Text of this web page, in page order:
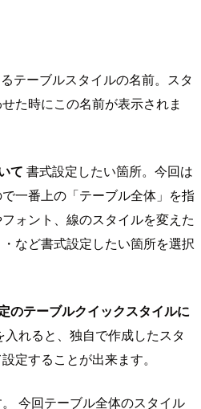
テーブルスタイルの名前。スタ
た時にこの名前が表示されま
て 書式設定したい箇所。今回は
一番上の「テーブル全体」を指
ォント、線のスタイルを変えた
など書式設定したい箇所を選択
のテーブルクイックスタイルに
入れると、独自で作成したスタ
定することが出来ます。
今回テーブル全体のスタイル